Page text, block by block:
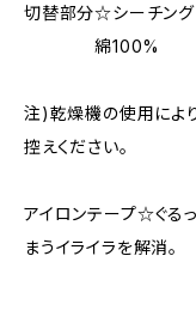
切替部分☆シーチン
綿100%
注)乾燥機の使用によ
控えください。
アイロンテープ☆ぐる
まうイライラを解消。